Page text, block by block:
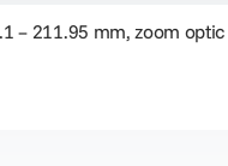
– 211.95 mm, zoom